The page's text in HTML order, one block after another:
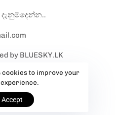
by BLUESKY.LK
cookies to improve your
Accept